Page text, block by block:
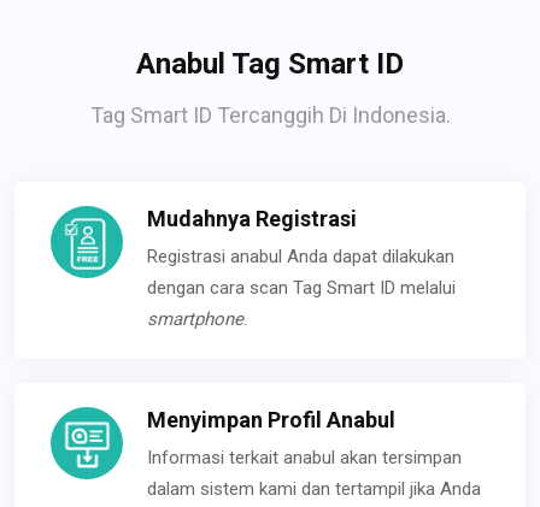
Anabul Tag Smart ID
Tag Smart ID Tercanggih Di Indonesia.
Mudahnya Registrasi
Registrasi anabul Anda dapat dilakukan
dengan cara scan Tag Smart ID melalui
smartphone.
Menyimpan Profil Anabul
Informasi terkait anabul akan tersimpan
dalam sistem kami dan tertampil jika Anda